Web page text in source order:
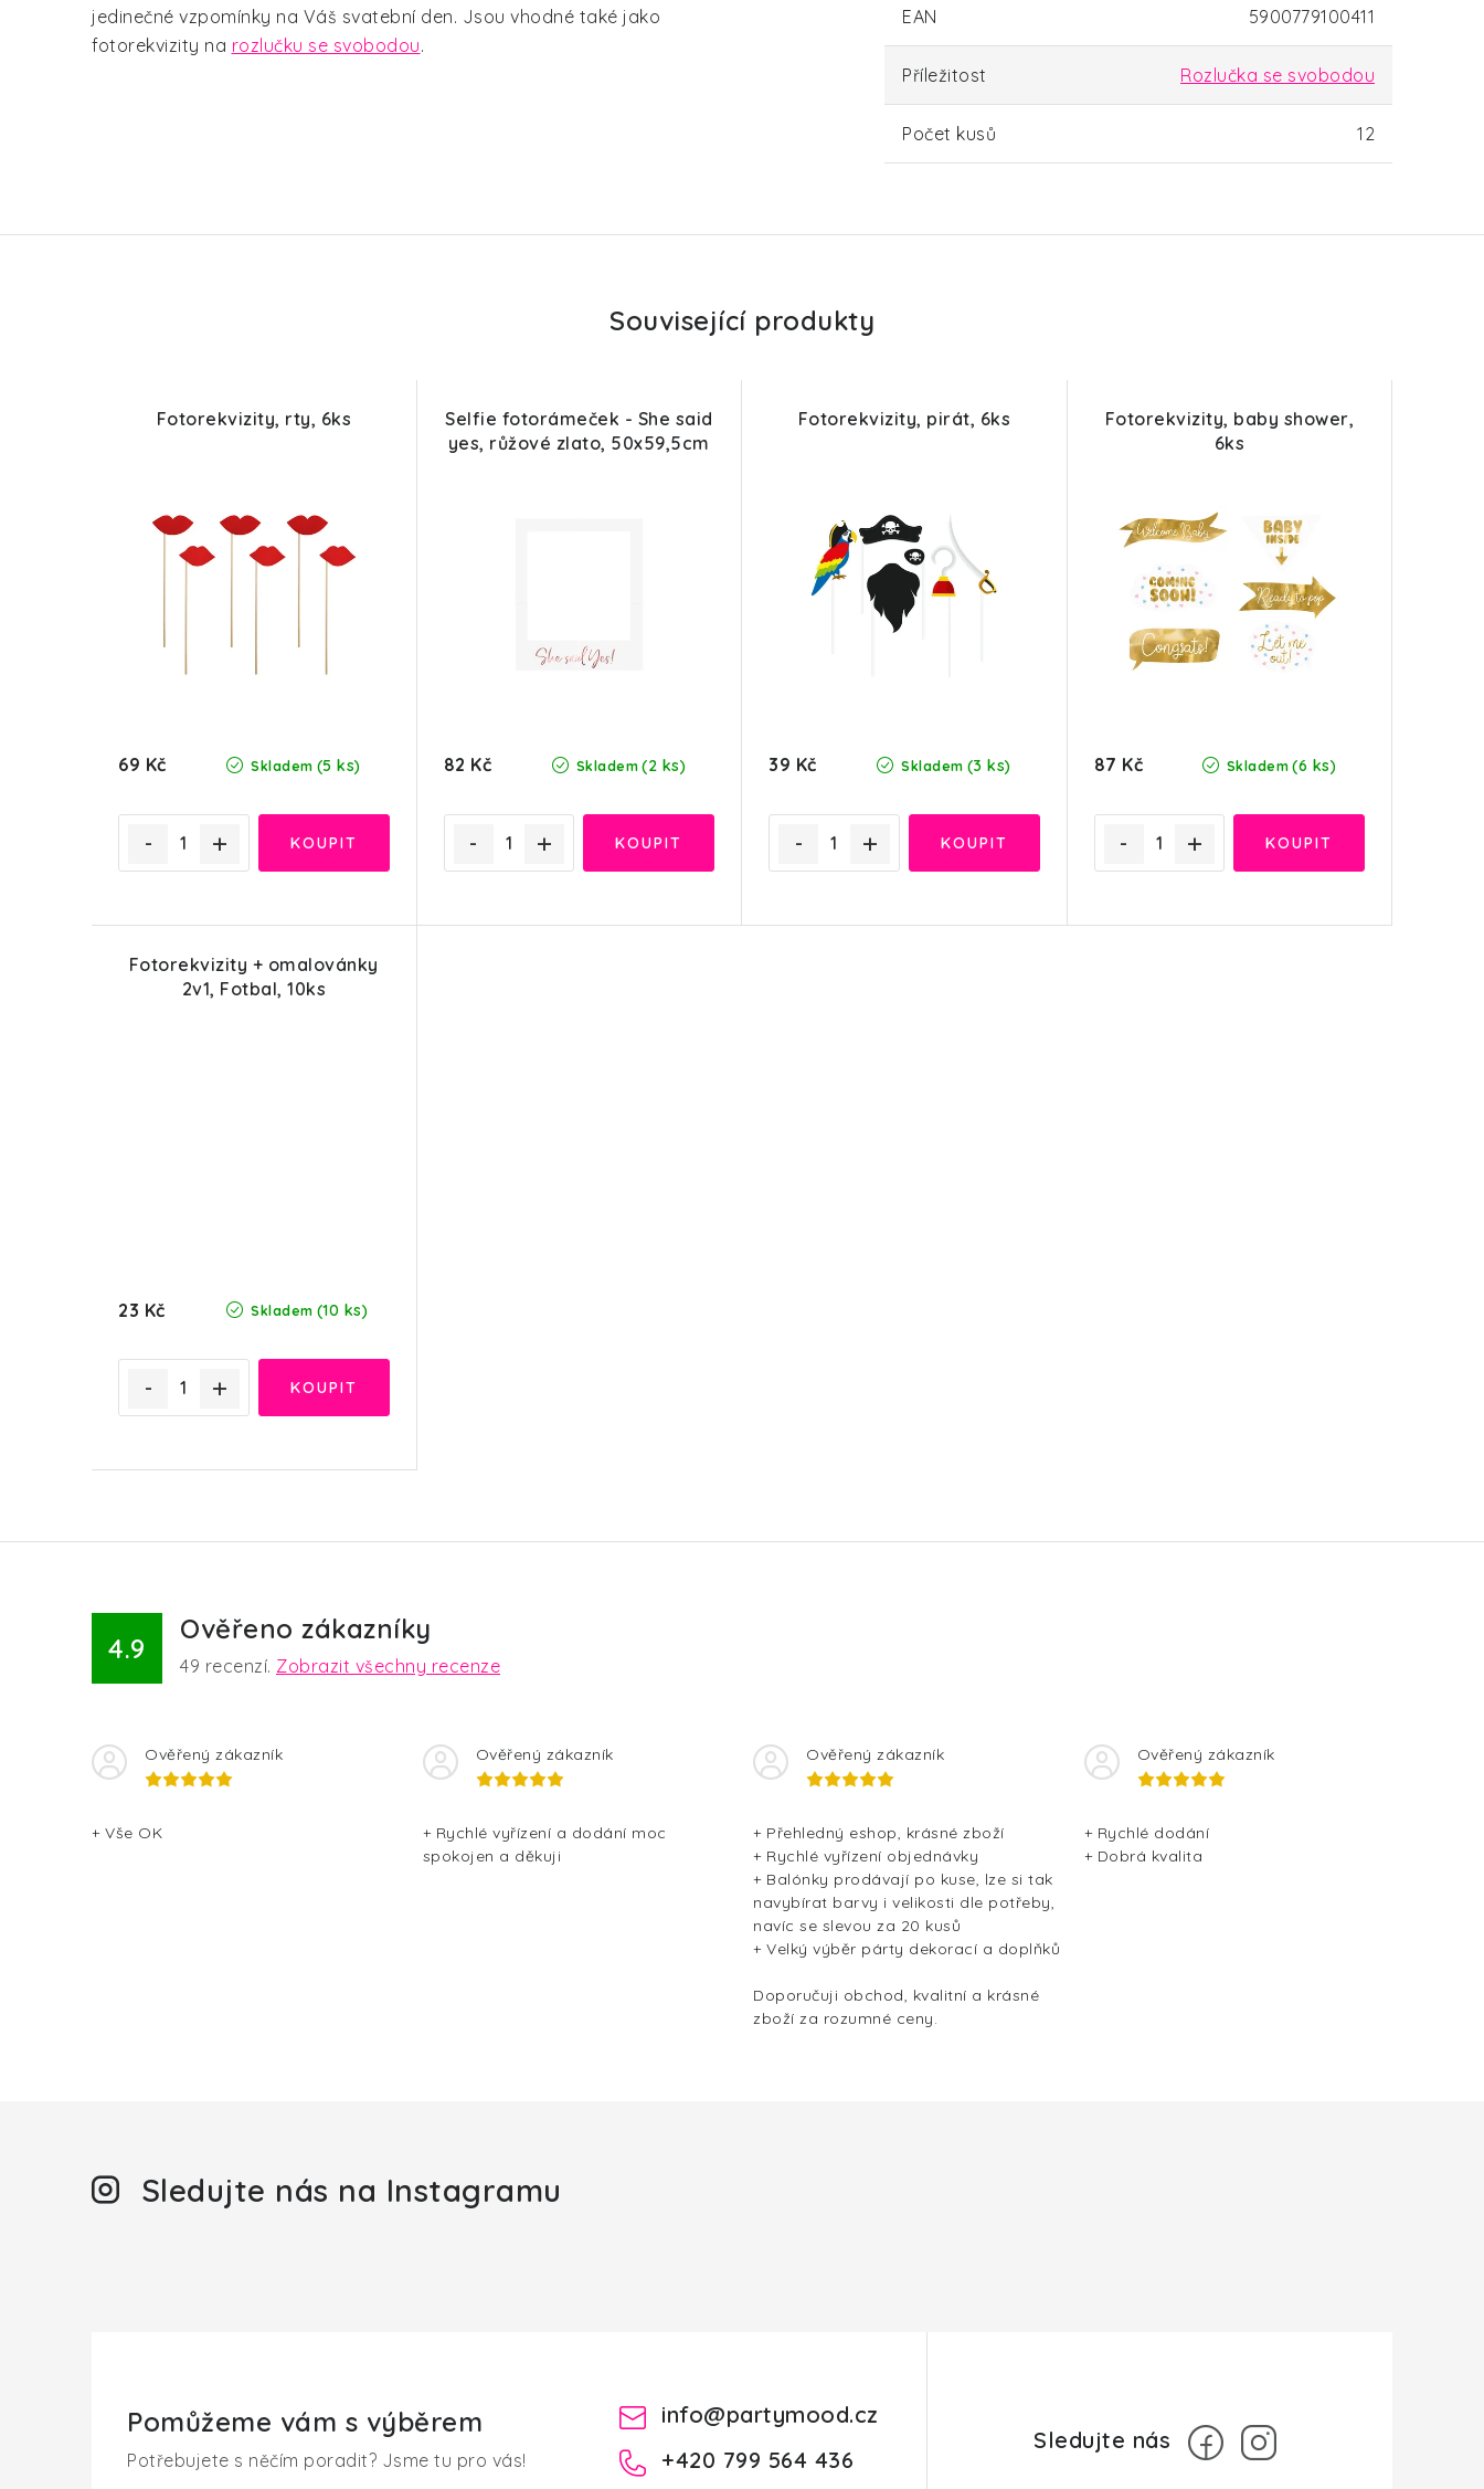
jedinečné vzpomínky na Váš svatební den. Jsou vhodné také jako
fotorekvizity na rozlučku se svobodou.
EAN 5900779100411
Příležitost Rozlučka se svobodou
Počet kusů 12
Související produkty
Fotorekvizity, rty, 6ks
Skladem (5 ks)
69 Kč
Selfie fotorámeček - She said
yes, růžové zlato, 50x59,5cm
Skladem (2 ks)
82 Kč
Fotorekvizity, pirát, 6ks
Skladem (3 ks)
39 Kč
Fotorekvizity, baby shower,
6ks
Skladem (6 ks)
87 Kč
Fotorekvizity + omalovánky
2v1, Fotbal, 10ks
Skladem (10 ks)
23 Kč
4.9
Ověřeno zákazníky
49 recenzí. Zobrazit všechny recenze
Ověřený zákazník
+ Vše OK
Ověřený zákazník
+ Rychlé vyřízení a dodání moc
spokojen a děkuji
Ověřený zákazník
+ Přehledný eshop, krásné zboží
+ Rychlé vyřízení objednávky
+ Balónky prodávají po kuse, lze si tak
navybírat barvy i velikosti dle potřeby,
navíc se slevou za 20 kusů
+ Velký výběr párty dekorací a doplňků
Doporučuji obchod, kvalitní a krásné
zboží za rozumné ceny.
Ověřený zákazník
+ Rychlé dodání
+ Dobrá kvalita
Sledujte nás na Instagramu
Pomůžeme vám s výběrem
Potřebujete s něčím poradit? Jsme tu pro vás!
info@partymood.cz
+420 799 564 436